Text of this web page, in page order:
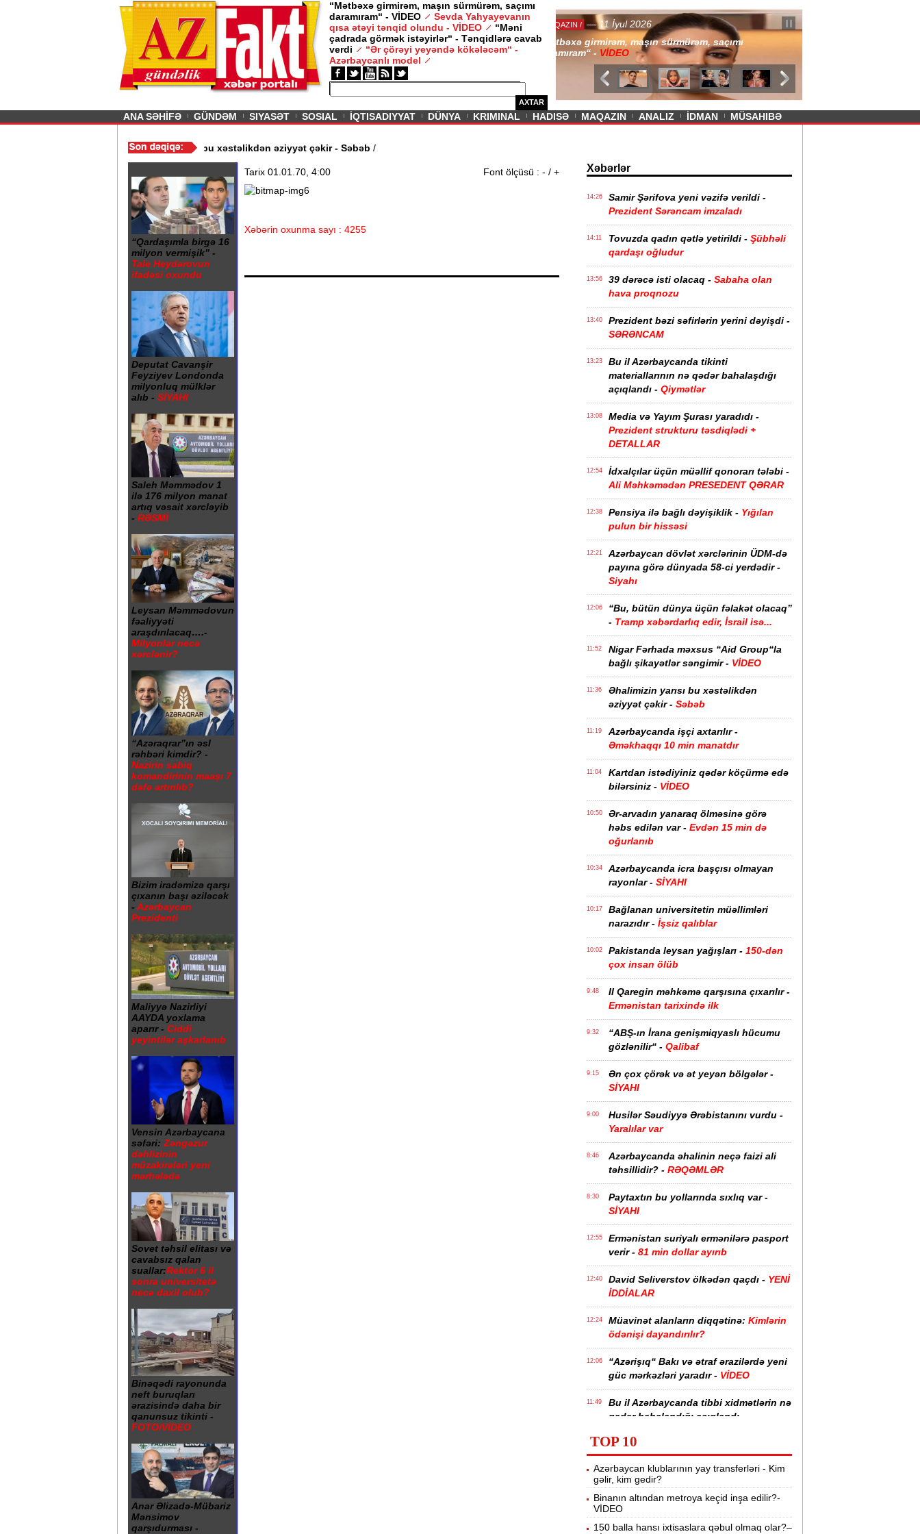
“Mətbəxə girmirəm, maşın sürmürəm, saçımı
daramıram“ - VİDEO
Sevda Yahyayevanın
qısa ətəyi tənqid olundu - VİDEO
“Məni
çadrada görmək istəyirlər“ - Tənqidlərə cavab
verdi
“Ər çörəyi yeyəndə kökələcəm“ -
Azərbaycanlı model
AXTAR
/ MAQAZIN /
— 11 İyul 2026
Sevda Yahyayevanın qısa ətəyi tənqid olundu -
VİDEO
Previous
ANA SƏHİFƏ GÜNDƏM SIYASƏT SOSIAL İQTISADIYYAT DÜNYA KRIMINAL HADISƏ MAQAZIN ANALIZ İDMAN MÜSAHIBƏ
şikayətlər səngimir - VİDEO/ Əhalimizin yarısı bu xəstəlikdən əziyyət çəkir - Səbəb
“Qardaşımla birgə 16
milyon vermişik” -
Tale Heydərovun
ifadəsi oxundu
Deputat Cavanşir
Feyziyev Londonda
milyonluq mülklər
alıb - SİYAHI
Saleh Məmmədov 1
ilə 176 milyon manat
artıq vəsait xərcləyib
- RƏSMİ
Leysan Məmmədovun
fəaliyyəti
araşdırılacaq….-
Milyonlar necə
xərclənir?
“Azəraqrar”ın əsl
rəhbəri kimdir? -
Nazirin sabiq
komandirinin maaşı 7
dəfə artırılıb?
Bizim iradəmizə qarşı
çıxanın başı əziləcək
- Azərbaycan
Prezidenti
Maliyyə Nazirliyi
AAYDA yoxlama
aparır - Ciddi
yeyintilər aşkarlanıb
Vensin Azərbaycana
səfəri: Zəngəzur
dəhlizinin
müzakirələri yeni
mərhələdə
Sovet təhsil elitası və
cavabsız qalan
suallar:Rektor 6 il
sonra universitetə
necə daxil olub?
Binəqədi rayonunda
neft buruqları
ərazisində daha bir
qanunsuz tikinti -
FOTO/VİDEO
Anar Əlizadə-Mübariz
Mənsimov
qarşıdurması -
Tarix 01.01.70, 4:00 Font ölçüsü : - / +
Xəbərin oxunma sayı : 4255
Xəbərlər
14:26
Samir Şərifova yeni vəzifə verildi -
Prezident Sərəncam imzaladı
14:11 Tovuzda qadın qətlə yetirildi - Şübhəli
qardaşı oğludur
13:56 39 dərəcə isti olacaq - Sabaha olan
hava proqnozu
13:40
Prezident bəzi səfirlərin yerini dəyişdi -
SƏRƏNCAM
13:23
Bu il Azərbaycanda tikinti
materiallarının nə qədər bahalaşdığı
açıqlandı - Qiymətlər
13:08
Media və Yayım Şurası yaradıdı -
Prezident strukturu təsdiqlədi +
DETALLAR
12:54
İdxalçılar üçün müəllif qonorarı tələbi -
Ali Məhkəmədən PRESEDENT QƏRAR
12:38 Pensiya ilə bağlı dəyişiklik - Yığılan
pulun bir hissəsi
12:21
Azərbaycan dövlət xərclərinin ÜDM-də
payına görə dünyada 58-ci yerdədir -
Siyahı
12:06
“Bu, bütün dünya üçün fəlakət olacaq”
- Tramp xəbərdarlıq edir, İsrail isə...
11:52
Nigar Fərhada məxsus “Aid Group“la
bağlı şikayətlər səngimir - VİDEO
11:36
Əhalimizin yarısı bu xəstəlikdən
əziyyət çəkir - Səbəb
11:19
Azərbaycanda işçi axtarılır -
Əməkhaqqı 10 min manatdır
11:04
Kartdan istədiyiniz qədər köçürmə edə
bilərsiniz - VİDEO
10:50
Ər-arvadın yanaraq ölməsinə görə
həbs edilən var - Evdən 15 min də
oğurlanıb
10:34
Azərbaycanda icra başçısı olmayan
rayonlar - SİYAHI
10:17
Bağlanan universitetin müəllimləri
narazıdır - İşsiz qalıblar
10:02 Pakistanda leysan yağışları - 150-dən
çox insan ölüb
9:48
II Qaregin məhkəmə qarşısına çıxarılır -
Ermənistan tarixində ilk
9:32
“ABŞ-ın İrana genişmiqyaslı hücumu
gözlənilir“ - Qalibaf
9:15
Ən çox çörək və ət yeyən bölgələr -
SİYAHI
9:00
Husilər Səudiyyə Ərəbistanını vurdu -
Yaralılar var
8:46
Azərbaycanda əhalinin neçə faizi ali
təhsillidir? - RƏQƏMLƏR
8:30
Paytaxtın bu yollarında sıxlıq var -
SİYAHI
12:55
Ermənistan suriyalı ermənilərə pasport
verir - 81 min dollar ayırıb
12:40 David Seliverstov ölkədən qaçdı - YENİ
İDDİALAR
12:24 Müavinət alanların diqqətinə: Kimlərin
ödənişi dayandırılır?
12:06
“Azərişıq“ Bakı və ətraf ərazilərdə yeni
güc mərkəzləri yaradır - VİDEO
11:49
Bu il Azərbaycanda tibbi xidmətlərin nə
qədər bahalandığı açıqlandı -
11:34
İnvestisiya şirkətlərinin yanvar-iyul
üzrə dövriyyəsi nə qədər olub? -
CƏDVƏL
11:20
Sabiq nazirin müsadirə olunan əmlakı
satıldı -463 min manata
TOP 10
Azərbaycan klublarının yay transferləri - Kim
gəlir, kim gedir?
Binanın altından metroya keçid inşa edilir?-
VİDEO
150 balla hansı ixtisaslara qəbul olmaq olar?–